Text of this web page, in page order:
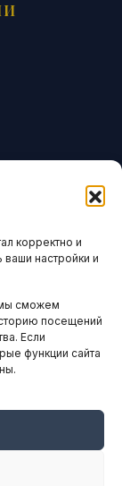
корректно и
настройки и
мы сможем
посещений
Если
функции сайта